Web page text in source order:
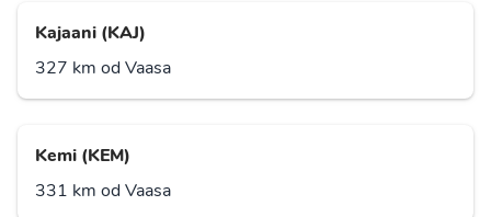
Kajaani (KAJ)
327 km od Vaasa
Kemi (KEM)
331 km od Vaasa